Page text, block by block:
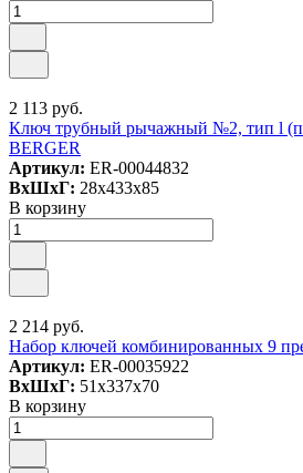
2 113 руб.
Ключ трубный рычажный №2, тип l
BERGER
Артикул: ER-00044832
ВxШxГ: 28x433x85
В корзину
2 214 руб.
Набор ключей комбинированных 9
Артикул: ER-00035922
ВxШxГ: 51x337x70
В корзину